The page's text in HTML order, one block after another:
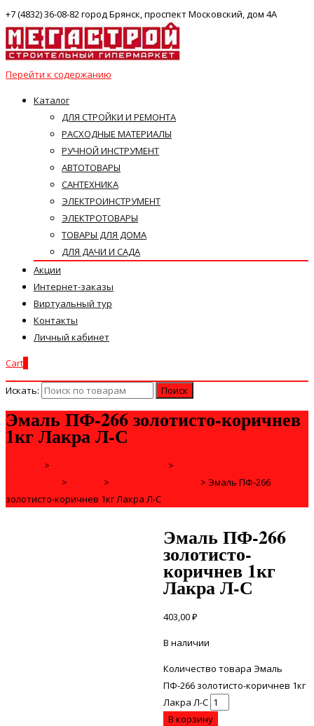
+7 (4832) 36-08-82 город Брянск, проспект Московский, дом 4А
Перейти к содержанию
Каталог
ДЛЯ СТРОЙКИ И РЕМОНТА
РАСХОДНЫЕ МАТЕРИАЛЫ
РУЧНОЙ ИНСТРУМЕНТ
АВТОТОВАРЫ
САНТЕХНИКА
ЭЛЕКТРОИНСТРУМЕНТ
ЭЛЕКТРОТОВАРЫ
ТОВАРЫ ДЛЯ ДОМА
ДЛЯ ДАЧИ И САДА
Акции
Интернет-заказы
Виртуальный тур
Контакты
Личный кабинет
Cart
Искать:
Эмаль ПФ-266 золотисто-коричнев
1кг Лакра Л-С
> >
> > > Эмаль ПФ-266
золотисто-коричнев 1кг Лакра Л-С
Эмаль ПФ-266
золотисто-
коричнев 1кг
Лакра Л-С
403,00₽
В наличии
Количество товара Эмаль
ПФ-266 золотисто-коричнев 1кг
Лакра Л-С
В корзину